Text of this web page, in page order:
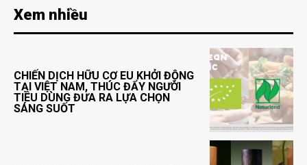
Xem nhiều
CHIẾN DỊCH HỮU CƠ EU KHỞI ĐỘNG
TẠI VIỆT NAM, THÚC ĐẨY NGƯỜI
TIÊU DÙNG ĐƯA RA LỰA CHỌN
SÁNG SUỐT